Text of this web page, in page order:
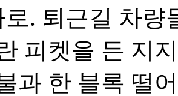
로. 퇴근길 차량
피켓을 든 지
과 한 블록 떨